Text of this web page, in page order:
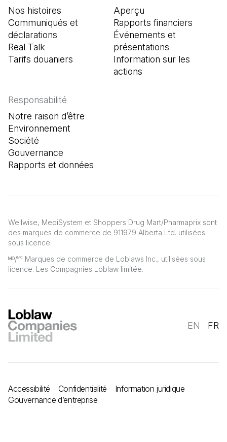
Wellwise, MediSystem et Shoppers Drug Mart/Pharmaprix sont
des marques de commerce de 911979 Alberta Ltd. utilisées
sous licence.
ᴹᴰ/MC Marques de commerce de Loblaws Inc., utilisées sous
licence. Les Compagnies Loblaw limitée.
Nos histoires
Communiqués et
déclarations
Real Talk
Tarifs douaniers
Aperçu
Rapports financiers
Événements et
présentations
Information sur les
actions
Responsabilité
Notre raison d’être
Environnement
Société
Gouvernance
Rapports et données
EN FR
Accessibilité Confidentialité
Information juridique
Gouvernance d’entreprise